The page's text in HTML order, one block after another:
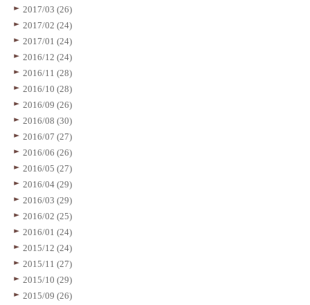
2017/03 (26)
2017/02 (24)
2017/01 (24)
2016/12 (24)
2016/11 (28)
2016/10 (28)
2016/09 (26)
2016/08 (30)
2016/07 (27)
2016/06 (26)
2016/05 (27)
2016/04 (29)
2016/03 (29)
2016/02 (25)
2016/01 (24)
2015/12 (24)
2015/11 (27)
2015/10 (29)
2015/09 (26)